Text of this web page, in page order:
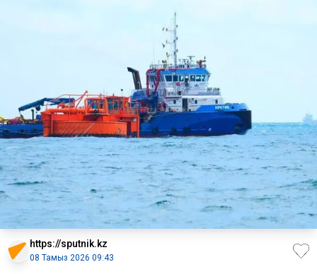
https://sputnik.kz
08 Тамыз 2026 09:43